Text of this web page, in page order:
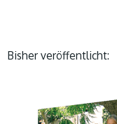
Bisher veröffentlicht: